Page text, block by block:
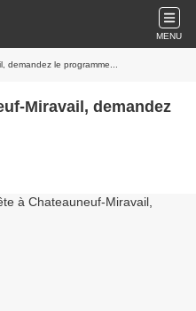
MENU
demandez le programme...
Miravail, demandez